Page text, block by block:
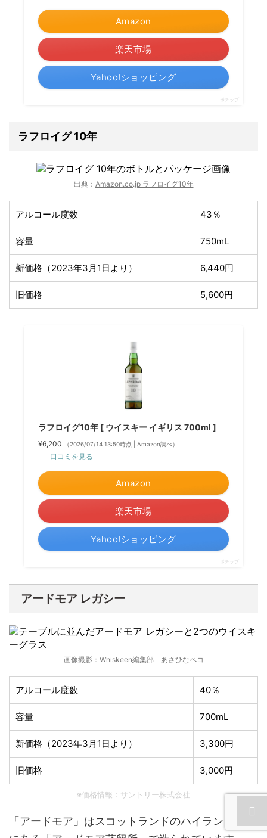
Amazon
楽天市場
Yahoo!ショッピング
ポチップ
ラフロイグ 10年
出典： Amazon.co.jp ラフロイグ10年
アルコール度数 43％
容量 750mL
新価格（2023年3月1日より） 6,440円
旧価格 5,600円
ラフロイグ10年 [ ウイスキー イギリス 700ml ]
¥6,200 （2026/07/14 13:50時点 | Amazon調べ）
口コミを見る
Amazon
楽天市場
Yahoo!ショッピング
ポチップ
アードモア レガシー
画像撮影：Whiskeen編集部 あさひなペコ
アルコール度数 40％
容量 700mL
新価格（2023年3月1日より） 3,300円
旧価格 3,000円
※価格情報：サントリー株式会社
「アードモア」はスコットランドのハイランド地方